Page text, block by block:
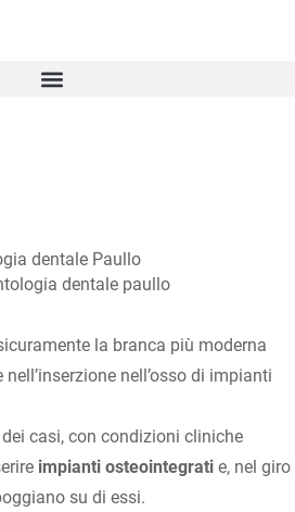
dentale Paullo
la branca più moderna
nell’osso di impianti
casi, con condizioni cliniche
impianti osteointegrati e, nel giro
su di essi.